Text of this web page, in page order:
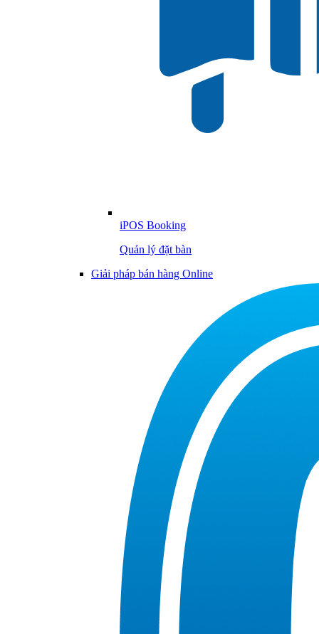
iPOS Booking
Quản lý đặt bàn
Giải pháp bán hàng Online